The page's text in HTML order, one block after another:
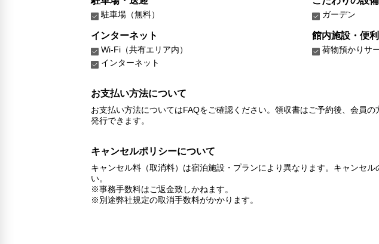
駐車場（無料）
インターネット
Wi-Fi（共有エリア内）
インターネット
ガーデン
館内施設・便
荷物預かりサ
お支払い方法について
お支払い方法についてはFAQをご確認ください。領収書はご予約後、会員
発行できます。
キャンセルポリシーについて
キャンセル料（取消料）は宿泊施設・プランにより異なります。キャンセ
い。
※事務手数料はご返金致しかねます。
※別途弊社規定の取消手数料がかかります。